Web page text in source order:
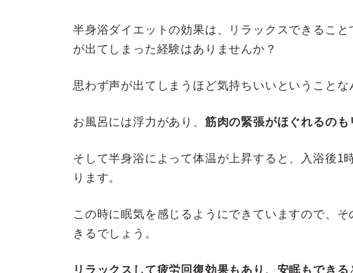
半身浴ダイエットの効果は、リラックスできるこ
が出てしまった経験はありませんか？
思わず声が出てしまうほど気持ちいいということな
お風呂には浮力があり、 筋肉の緊張がほぐれるのも
そして半身浴によって体温が上昇すると、入浴後1
ります。
この時に眠気を感じるようにできていますので、
きるでしょう。
リラックスして疲労回復効果もあり、安眠もできる